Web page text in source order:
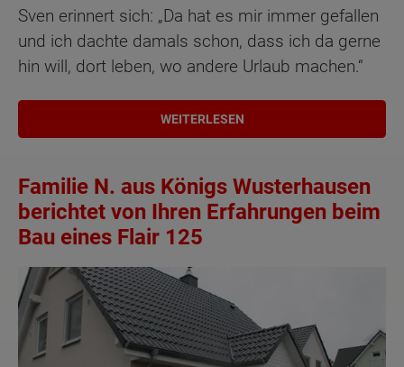
Sven erinnert sich: „Da hat es mir immer gefallen
und ich dachte damals schon, dass ich da gerne
hin will, dort leben, wo andere Urlaub machen.“
WEITERLESEN
Familie N. aus Königs Wusterhausen
berichtet von Ihren Erfahrungen beim
Bau eines Flair 125